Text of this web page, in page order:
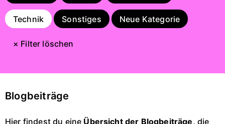
Technik Sonstiges Neue Kategorie
× Filter löschen
Blogbeiträge
Hier findest du eine Übersicht der Blogbeiträge, die